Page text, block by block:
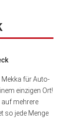
Mekka für Auto-
einzigen Ort!
auf mehrere
so jede Menge